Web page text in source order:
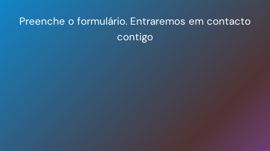
Preenche o formulário. Entraremos em contacto
contigo